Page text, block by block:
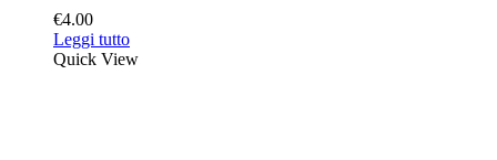
€4.00
Leggi tutto
Quick View